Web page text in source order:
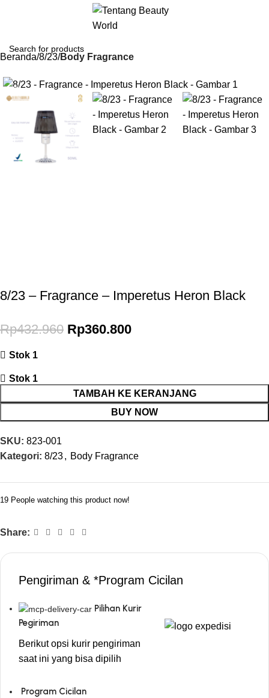
Beranda 8/23 Body Fragrance
-17%
8/23 – Fragrance – Imperetus Heron Black
Rp432.960 Rp360.800
Stok 1
Stok 1
TAMBAH KE KERANJANG
BUY NOW
SKU: 823-001
Kategori: 8/23, Body Fragrance
19 People watching this product now!
Share:
Pengiriman & *Program Cicilan
Pilihan Kurir
Pegiriman
Berikut opsi kurir pengiriman
saat ini yang bisa dipilih
Program Cicilan